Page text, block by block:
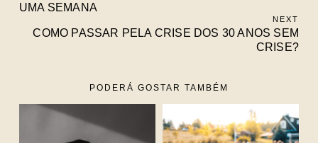
UMA SEMANA
NEXT
COMO PASSAR PELA CRISE DOS 30 ANOS SEM
CRISE?
PODERÁ GOSTAR TAMBÉM